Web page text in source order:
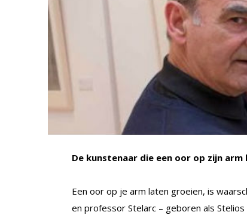
De kunstenaar die een oor op zijn
Een oor op je arm laten groeien, is
en professor Stelarc – geboren als